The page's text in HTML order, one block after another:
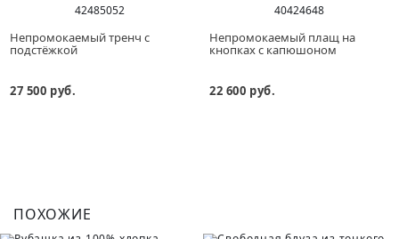
42485052
Непромокаемый тренч с
подстёжкой
27 500 руб.
40424648
Непромокаемый плащ на
кнопках с капюшоном
22 600 руб.
ПОХОЖИЕ